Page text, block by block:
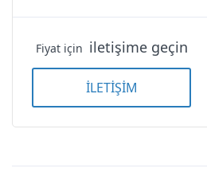
Balkonsuz Oda
Side Tuana Garden Home
Fiyat için iletişime geçin
İLETİŞİM